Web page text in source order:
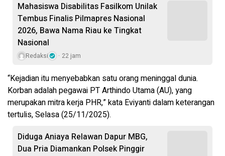
Mahasiswa Disabilitas Fasilkom Unilak
Tembus Finalis Pilmapres Nasional
2026, Bawa Nama Riau ke Tingkat
Nasional
Redaksi 22 jam
“Kejadian itu menyebabkan satu orang meninggal dunia.
Korban adalah pegawai PT Arthindo Utama (AU), yang
merupakan mitra kerja PHR,” kata Eviyanti dalam keterangan
tertulis, Selasa (25/11/2025).
Diduga Aniaya Relawan Dapur MBG,
Dua Pria Diamankan Polsek Pinggir